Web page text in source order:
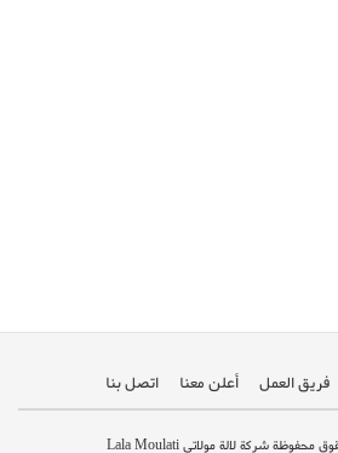
فريق العمل أعلن معنا اتصل بنا